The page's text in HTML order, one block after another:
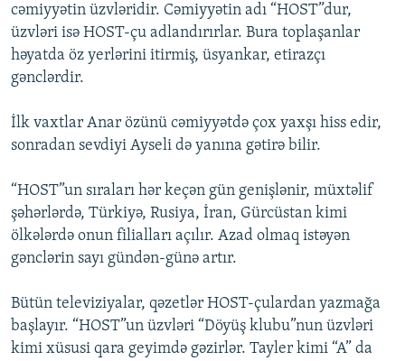
cəmiyyətin üzvləridir. Cəmiyyətin adı “HOST”dur,
üzvləri isə HOST-çu adlandırırlar. Bura toplaşanlar
həyatda öz yerlərini itirmiş, üsyankar, etirazçı
gənclərdir.
İlk vaxtlar Anar özünü cəmiyyətdə çox yaxşı hiss edir,
sonradan sevdiyi Ayseli də yanına gətirə bilir.
“HOST”un sıraları hər keçən gün genişlənir, müxtəlif
şəhərlərdə, Türkiyə, Rusiya, İran, Gürcüstan kimi
ölkələrdə onun filialları açılır. Azad olmaq istəyən
gənclərin sayı gündən-günə artır.
Bütün televiziyalar, qəzetlər HOST-çulardan yazmağa
başlayır. “HOST”un üzvləri “Döyüş klubu”nun üzvləri
kimi xüsusi qara geyimdə gəzirlər. Tayler kimi “A” da